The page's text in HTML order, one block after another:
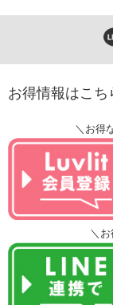
お得情報はこ
＼お得
＼お